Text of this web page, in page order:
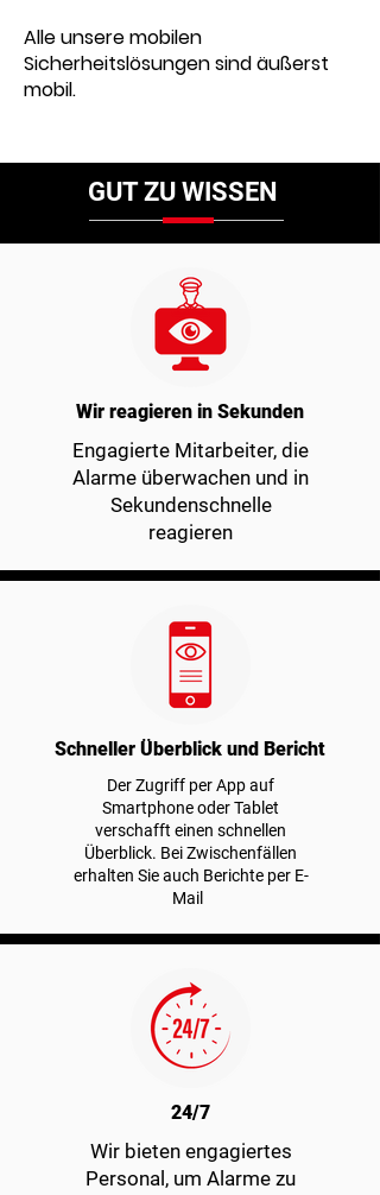
Alle unsere mobilen
Sicherheitslösungen sind äußerst
mobil.
GUT ZU WISSEN
Wir reagieren in Sekunden
Engagierte Mitarbeiter, die
Alarme überwachen und in
Sekundenschnelle
reagieren
Schneller Überblick und Bericht
Der Zugriff per App auf
Smartphone oder Tablet
verschafft einen schnellen
Überblick. Bei Zwischenfällen
erhalten Sie auch Berichte per E-
Mail
24/7
Wir bieten engagiertes
Personal, um Alarme zu